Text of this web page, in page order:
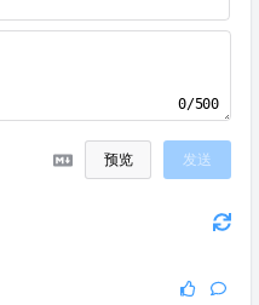
0/500
预览 发送